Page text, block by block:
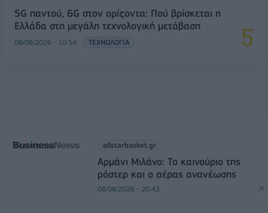
5G παντού, 6G στον ορίζοντα: Πού βρίσκεται η
Ελλάδα στη μεγάλη τεχνολογική μετάβαση
08/08/2026 - 10:54 ΤΕΧΝΟΛΟΓΙΑ
allstarbasket.gr
Αρμάνι Μιλάνο: Το καινούριο της
ρόστερ και ο αέρας ανανέωσης
08/08/2026 - 20:43